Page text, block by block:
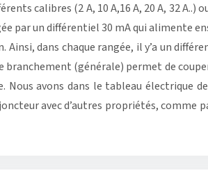
calibres (2 A, 10 A,16 A, 20 A, 32
par un différentiel 30 mA qui alimente
dans chaque rangée, il y’a un
(générale) permet de
avons dans le tableau électrique
avec d’autres propriétés,